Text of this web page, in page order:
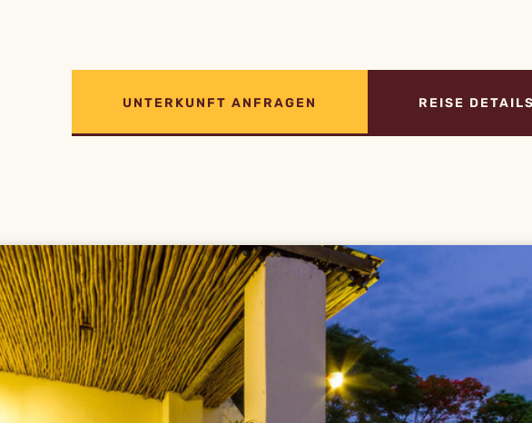
UNTERKUNFT ANFRAGEN REISE